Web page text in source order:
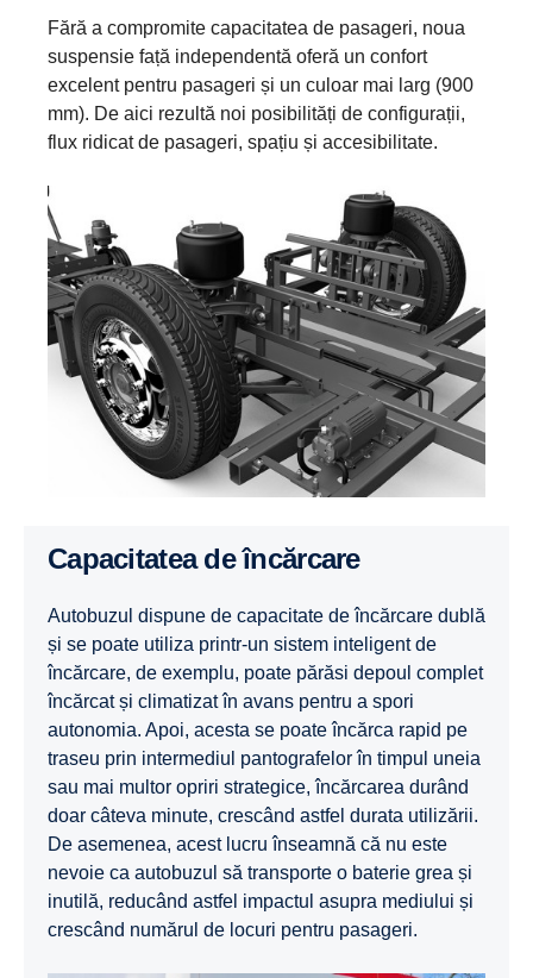
Fără a compromite capacitatea de pasageri, noua
suspensie față independentă oferă un confort
excelent pentru pasageri și un culoar mai larg (900
mm). De aici rezultă noi posibilități de configurații,
flux ridicat de pasageri, spațiu și accesibilitate.
Capacitatea de încărcare
Autobuzul dispune de capacitate de încărcare dublă
și se poate utiliza printr-un sistem inteligent de
încărcare, de exemplu, poate părăsi depoul complet
încărcat și climatizat în avans pentru a spori
autonomia. Apoi, acesta se poate încărca rapid pe
traseu prin intermediul pantografelor în timpul uneia
sau mai multor opriri strategice, încărcarea durând
doar câteva minute, crescând astfel durata utilizării.
De asemenea, acest lucru înseamnă că nu este
nevoie ca autobuzul să transporte o baterie grea și
inutilă, reducând astfel impactul asupra mediului și
crescând numărul de locuri pentru pasageri.